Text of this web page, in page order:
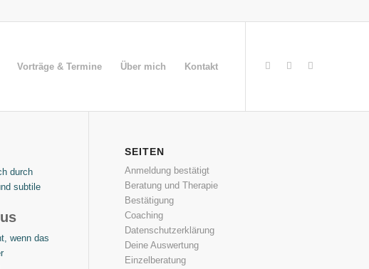
Vorträge & Termine Über mich Kontakt
SEITEN
Anmeldung bestätigt
Beratung und Therapie
Bestätigung
Coaching
Datenschutzerklärung
Deine Auswertung
Einzelberatung